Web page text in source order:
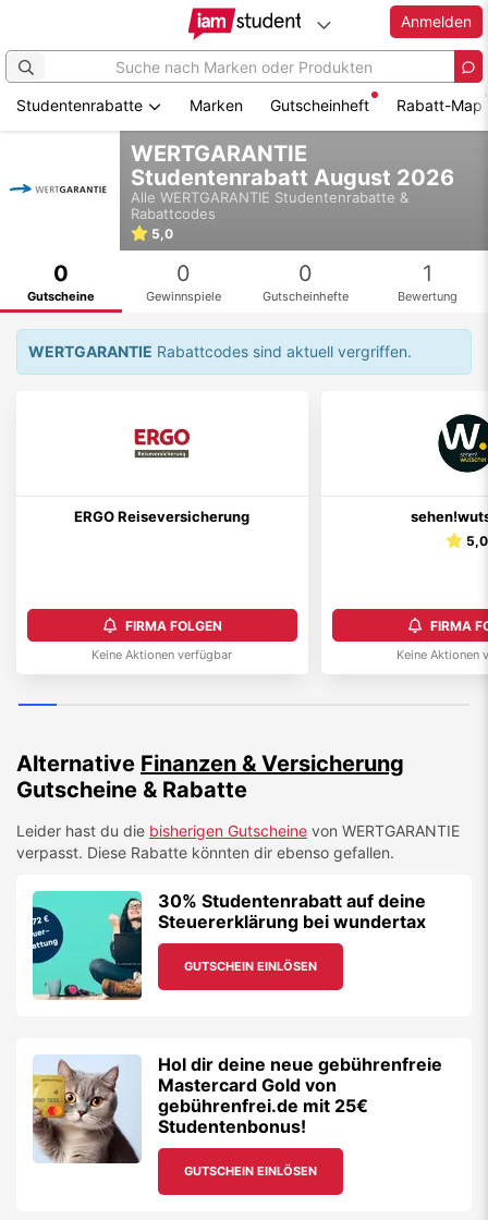
springen
Anmelden
Studentenrabatte Marken Gutscheinheft Rabatt-Map
WERTGARANTIE
Studentenrabatt August 2026
Alle WERTGARANTIE Studentenrabatte &
Rabattcodes
5,0
0
Gutscheine
0
Gewinnspiele
0
Gutscheinhefte
1
Bewertung
WERTGARANTIE Rabattcodes sind aktuell vergriffen.
ERGO Reiseversicherung
FIRMA FOLGEN
Keine Aktionen verfügbar
5,0
FIRMA
Keine Aktionen
Alternative Finanzen & Versicherung
Gutscheine & Rabatte
Leider hast du die bisherigen Gutscheine von WERTGARANTIE
verpasst. Diese Rabatte könnten dir ebenso gefallen.
30% Studentenrabatt auf deine
Steuererklärung bei wundertax
GUTSCHEIN EINLÖSEN
Hol dir deine neue gebührenfreie
Mastercard Gold von
gebührenfrei.de mit 25€
Studentenbonus!
GUTSCHEIN EINLÖSEN